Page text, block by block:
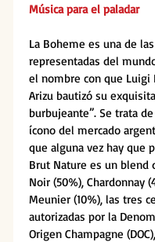
Música para el paladar
La Boheme es una de
representadas del
el nombre con que Luigi
Arizu bautizó su
burbujeante”. Se trata
ícono del mercado
que alguna vez hay que
Brut Nature es un blend
Noir (50%), Chardonnay
Meunier (10%), las tres
autorizadas por la
Origen Champagne